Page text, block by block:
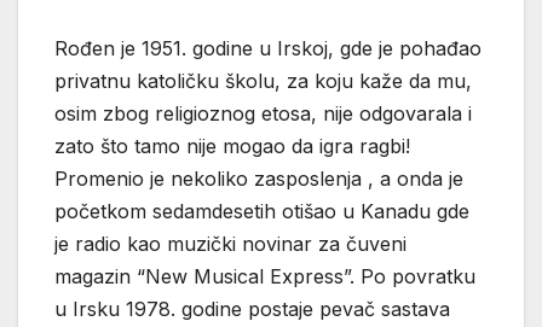
Rođen je 1951. godine u Irskoj, gde je pohađao
privatnu katoličku školu, za koju kaže da mu,
osim zbog religioznog etosa, nije odgovarala i
zato što tamo nije mogao da igra ragbi!
Promenio je nekoliko zasposlenja , a onda je
početkom sedamdesetih otišao u Kanadu gde
je radio kao muzički novinar za čuveni
magazin “New Musical Express”. Po povratku
u Irsku 1978. godine postaje pevač sastava